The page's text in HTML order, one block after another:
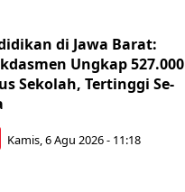
di Jawa Barat:
Ungkap 527.000
Sekolah, Tertinggi Se-
Kamis, 6 Agu 2026 - 11:18